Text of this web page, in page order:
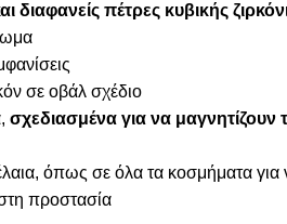
διαφανείς πέτρες κυβικής
σε οβάλ σχέδιο
σχεδιασμένα για να μαγνητίζουν
όπως σε όλα τα κοσμήματα για
προστασία